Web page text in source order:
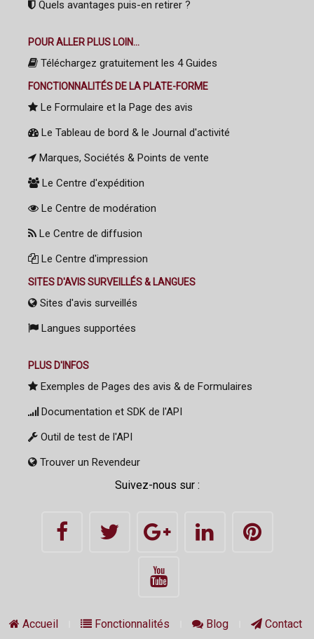
Quels avantages puis-en retirer ?
POUR ALLER PLUS LOIN...
Téléchargez gratuitement les 4 Guides
FONCTIONNALITÉS DE LA PLATE-FORME
Le Formulaire et la Page des avis
Le Tableau de bord & le Journal d'activité
Marques, Sociétés & Points de vente
Le Centre d'expédition
Le Centre de modération
Le Centre de diffusion
Le Centre d'impression
SITES D'AVIS SURVEILLÉS & LANGUES
Sites d'avis surveillés
Langues supportées
PLUS D'INFOS
Exemples de Pages des avis & de Formulaires
Documentation et SDK de l'API
Outil de test de l'API
Trouver un Revendeur
Suivez-nous sur :
Accueil Fonctionnalités Blog Contact